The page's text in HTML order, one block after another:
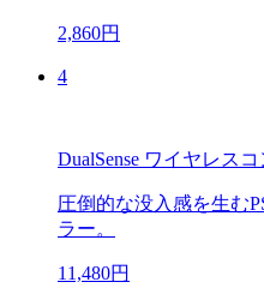
2,860円
4
DualSense ワイヤレス
圧倒的な没入感を生む
ラー。
11,480円